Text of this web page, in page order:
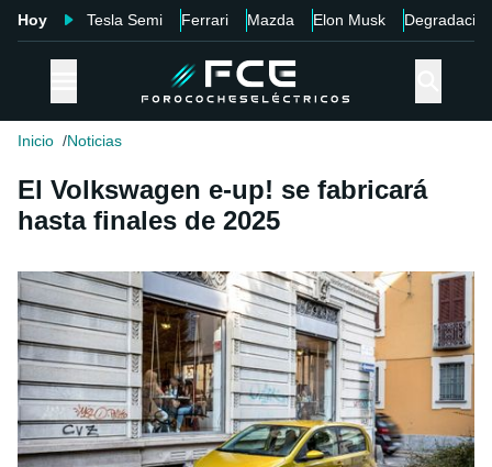
Hoy Tesla Semi Ferrari Mazda Elon Musk Degradación
Inicio Noticias
El Volkswagen e-up! se fabricará
hasta finales de 2025